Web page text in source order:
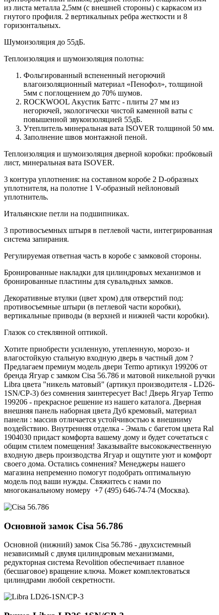
из листа металла 2,5мм (с внешней стороны) c каркасом из
гнутого профиля. 2 вертикальных ребра жесткости и 8
горизонтальных.
Шумоизоляция до 55дБ.
Теплоизоляция и шумоизоляция полотна:
Фольгированный вспененный негорючий
влагоизоляционный материал «Пенофол», толщиной
5мм с поглощением до 70% шумов.
ROCKWOOL Акустик Баттс - плиты 27 мм из
негорючей, экологически чистой каменной ваты с
повышенной звукоизоляцией 55дБ.
Утеплитель минеральная вата ISOVER толщиной 50 мм.
Заполнение швов монтажной пеной.
Теплоизоляция и шумоизоляция дверной коробки: пробковый
лист, минеральная вата ISOVER.
3 контура уплотнения: на составном коробе 2 D-образных
уплотнителя, на полотне 1 V-образный нейлоновый
уплотнитель.
Итальянские петли на подшипниках.
3 противосъемных штыря в петлевой части, интегрированная
система запирания.
Регулируемая ответная часть в коробе с замковой стороны.
Бронированные накладки для цилиндровых механизмов и
бронированные пластины для сувальдных замков.
Декоративные втулки (цвет хром) для отверстий под:
противосъемные штыри (в петлевой части коробки),
вертикальные приводы (в верхней и нижней части коробки).
Глазок со стеклянной оптикой.
Хотите приобрести усиленную, утепленную, морозо- и
влагостойкую стальную входную дверь в частный дом ?
Предлагаем премиум модель двери Termo артикул 199206 от
бренда Ягуар с замком Cisa 56.786 и матовой никельной ручки
Libra цвета "никель матовый" (артикул производителя - LD26-
1SN/CP-3) без сомнения заинтересует Вас! Дверь Ягуар Termo
199206 - прекрасное решение из нашего каталога. Дверная
внешняя панель наборная цвета Дуб кремовый, материал
панели : массив отличается устойчивостью к внешниму
воздействию. Внутренняя отделка - Эмаль с багетом цвета Ral
1904030 придаст комфорта вашему дому и будет сочетаться с
общим стилем помещения! Заказывайте высококачественную
входную дверь производства Ягуар и ощутите уют и комфорт
своего дома. Остались сомнения? Менеджеры нашего
магазина непременно помогут подобрать оптимальную
модель под ваши нужды. Свяжитесь с нами по
многоканальному номеру +7 (495) 646-74-74 (Москва).
Основной замок Cisa 56.786
Основной (нижний) замок Cisa 56.786 - двухсистемный
независимый с двумя цилиндровым механизмами,
редукторная система Revolition обеспечивает плавное
(бесшаговое) вращение ключа. Может комплектоваться
цилиндрами любой секретности.